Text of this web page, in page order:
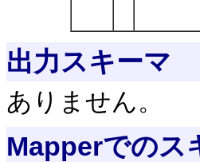
出力スキーマ
ありません。
Mapperでのス